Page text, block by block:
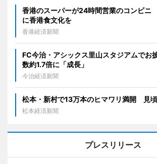
香港のスーパーが24時間営業のコンビニ
に香港食文化を
香港経済新聞
FC今治・アシックス里山スタジアムで
数約1.7倍に「成長」
今治経済新聞
松本・新村で13万本のヒマワリ満開 見
松本経済新聞
プレスリリース